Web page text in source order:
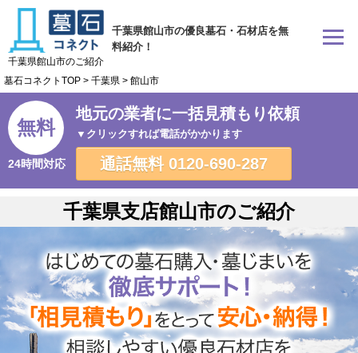
千葉県館山市の優良墓石・石材店を無
料紹介！
千葉県館山市のご紹介
墓石コネクトTOP > 千葉県 > 館山市
無料
24時間対応
地元の業者に一括見積もり依頼
▼クリックすれば電話がかかります
通話無料 0120-690-287
千葉県支店館山市のご紹介